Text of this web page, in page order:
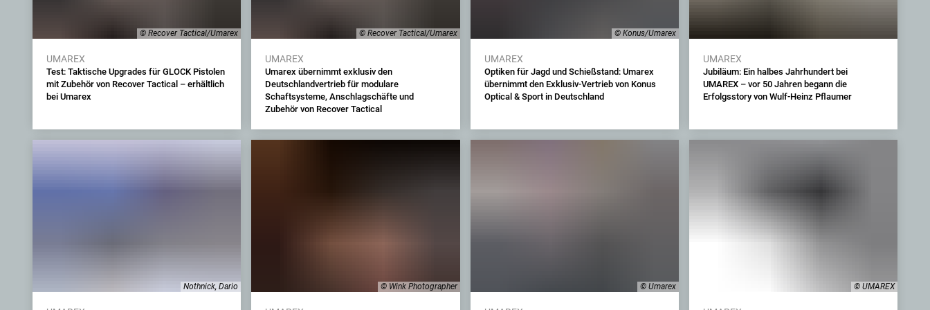
© Recover Tactical/Umarex
UMAREX
Test: Taktische Upgrades für GLOCK Pistolen
mit Zubehör von Recover Tactical – erhältlich
bei Umarex
© Recover Tactical/Umarex
UMAREX
Umarex übernimmt exklusiv den
Deutschlandvertrieb für modulare
Schaftsysteme, Anschlagschäfte und
Zubehör von Recover Tactical
© Konus/Umarex
UMAREX
Optiken für Jagd und Schießstand: Umarex
übernimmt den Exklusiv-Vertrieb von Konus
Optical & Sport in Deutschland
UMAREX
Jubiläum: Ein halbes Jahrhundert bei
UMAREX – vor 50 Jahren begann die
Erfolgsstory von Wulf-Heinz Pflaumer
Nothnick, Dario © Wink Photographer © Umarex © UMAREX